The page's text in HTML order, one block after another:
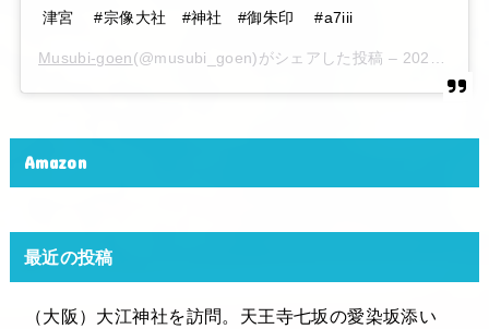
津宮 #宗像大社 #神社 #御朱印 #a7iii
Musubi-goen(@musubi_goen)がシェアした投稿 – 2020年 6月月6日午後10時15分PDT
Amazon
最近の投稿
（大阪）大江神社を訪問。天王寺七坂の愛染坂添い